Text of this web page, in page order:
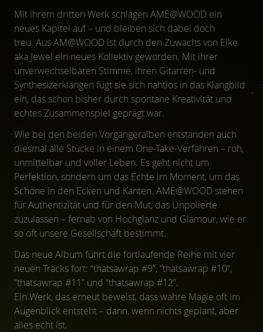
Mit ihrem dritten Werk schlagen AME@WOOD ein
neues Kapitel auf – und bleiben sich dabei doch
treu. Aus AM@WOOD ist durch den Zuwachs von Elke
aka Jewel ein neues Kollektiv geworden. Mit ihrer
unverwechselbaren Stimme, ihren Gitarren- und
Synthesizerklängen fügt sie sich nahtlos in das Klangbild
ein, das schon bisher durch spontane Kreativität und
echtes Zusammenspiel geprägt war.
Wie bei den beiden Vorgängeralben entstanden auch
diesmal alle Stücke in einem One-Take-Verfahren – roh,
unmittelbar und voller Leben. Es geht nicht um
Perfektion, sondern um das Echte im Moment, um das
Schöne in den Ecken und Kanten. AME@WOOD stehen
für Authentizität und für den Mut, das Unpolierte
zuzulassen – fernab von Hochglanz und Glamour, wie er
so oft unsere Gesellschaft bestimmt.
Das neue Album führt die fortlaufende Reihe mit vier
neuen Tracks fort: “thatsawrap #9”, “thatsawrap #10”,
“thatsawrap #11” und “thatsawrap #12”.
Ein Werk, das erneut beweist, dass wahre Magie oft im
Augenblick entsteht – dann, wenn nichts geplant, aber
alles echt ist.